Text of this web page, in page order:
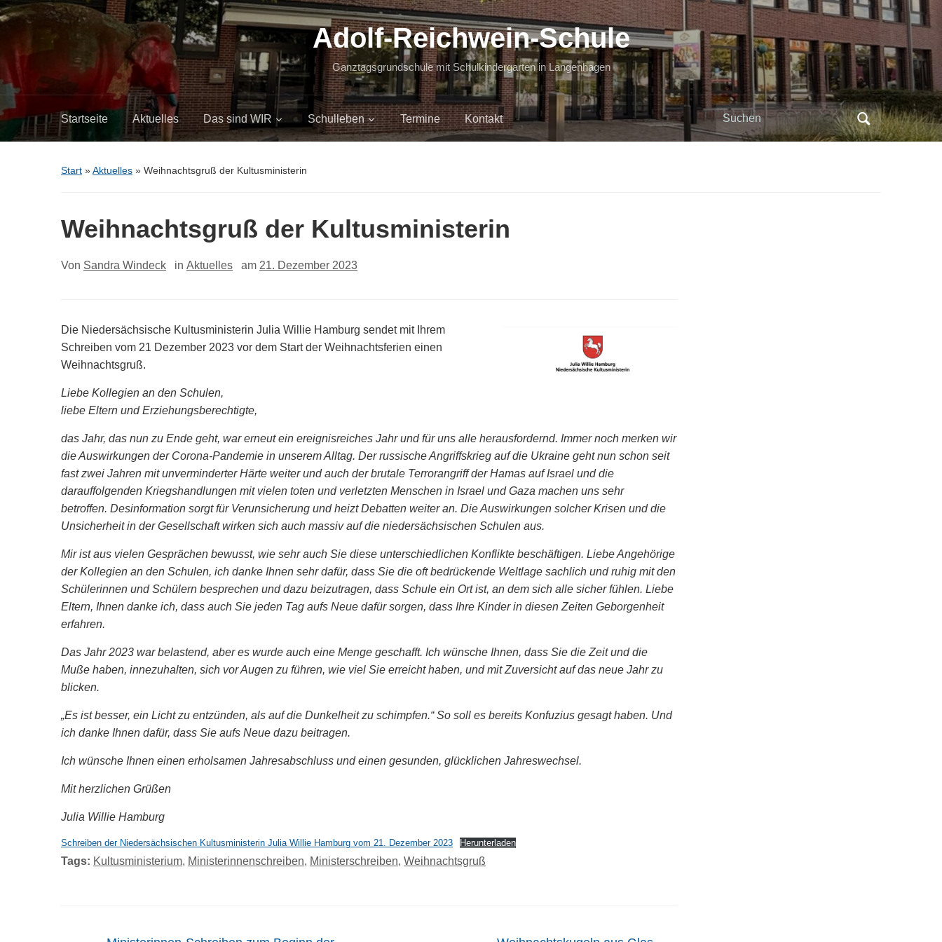
Adolf-Reichwein-Schule
Ganztagsgrundschule mit Schulkindergarten in Langenhagen
Startseite Aktuelles Das sind WIR Schulleben Termine Kontakt
Search
for:
Start »Aktuelles » Weihnachtsgruß der Kultusministerin
Weihnachtsgruß der Kultusministerin
Von Sandra Windeck in Aktuelles am 21. Dezember 2023
Die Niedersächsische Kultusministerin Julia Willie Hamburg sendet mit Ihrem
Schreiben vom 21 Dezember 2023 vor dem Start der Weihnachtsferien einen
Weihnachtsgruß.
Liebe Kollegien an den Schulen,
liebe Eltern und Erziehungsberechtigte,
das Jahr, das nun zu Ende geht, war erneut ein ereignisreiches Jahr und für uns alle herausfordernd. Immer noch merken wir
die Auswirkungen der Corona-Pandemie in unserem Alltag. Der russische Angriffskrieg auf die Ukraine geht nun schon seit
fast zwei Jahren mit unverminderter Härte weiter und auch der brutale Terrorangriff der Hamas auf Israel und die
darauffolgenden Kriegshandlungen mit vielen toten und verletzten Menschen in Israel und Gaza machen uns sehr
betroffen. Desinformation sorgt für Verunsicherung und heizt Debatten weiter an. Die Auswirkungen solcher Krisen und die
Unsicherheit in der Gesellschaft wirken sich auch massiv auf die niedersächsischen Schulen aus.
Mir ist aus vielen Gesprächen bewusst, wie sehr auch Sie diese unterschiedlichen Konflikte beschäftigen. Liebe Angehörige
der Kollegien an den Schulen, ich danke Ihnen sehr dafür, dass Sie die oft bedrückende Weltlage sachlich und ruhig mit den
Schülerinnen und Schülern besprechen und dazu beizutragen, dass Schule ein Ort ist, an dem sich alle sicher fühlen. Liebe
Eltern, Ihnen danke ich, dass auch Sie jeden Tag aufs Neue dafür sorgen, dass Ihre Kinder in diesen Zeiten Geborgenheit
erfahren.
Das Jahr 2023 war belastend, aber es wurde auch eine Menge geschafft. Ich wünsche Ihnen, dass Sie die Zeit und die
Muße haben, innezuhalten, sich vor Augen zu führen, wie viel Sie erreicht haben, und mit Zuversicht auf das neue Jahr zu
blicken.
„Es ist besser, ein Licht zu entzünden, als auf die Dunkelheit zu schimpfen.“ So soll es bereits Konfuzius gesagt haben. Und
ich danke Ihnen dafür, dass Sie aufs Neue dazu beitragen.
Ich wünsche Ihnen einen erholsamen Jahresabschluss und einen gesunden, glücklichen Jahreswechsel.
Mit herzlichen Grüßen
Julia Willie Hamburg
Schreiben der Niedersächsischen Kultusministerin Julia Willie Hamburg vom 21. Dezember 2023 Herunterladen
Tags: Kultusministerium, Ministerinnenschreiben, Ministerschreiben, Weihnachtsgruß